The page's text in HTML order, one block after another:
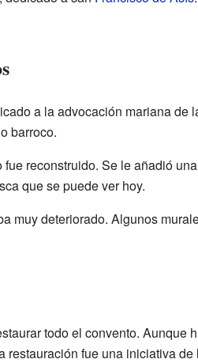
a la advocación mariana
barroco.
reconstruido. Se le añadió
que se puede ver hoy.
muy deteriorado. Algunos
todo el convento. Aunque
restauración fue una iniciativa